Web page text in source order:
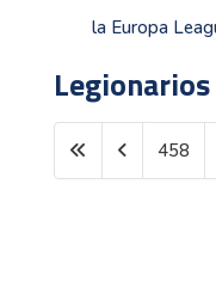
la Europa
Legionarios
458